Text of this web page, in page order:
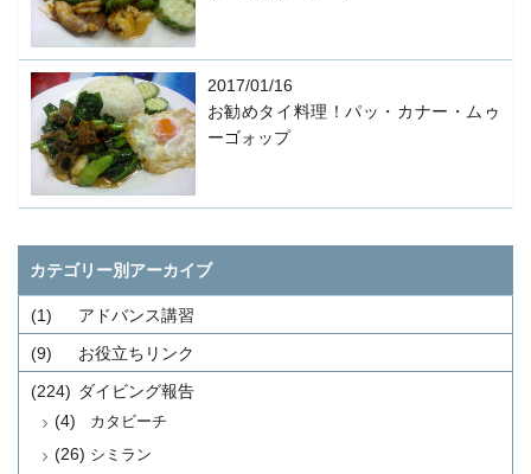
2017/01/16
お勧めタイ料理！パッ・カナー・ムゥ
ーゴォップ
カテゴリー別アーカイブ
アドバンス講習
(1)
お役立ちリンク
(9)
ダイビング報告
(224)
カタビーチ
(4)
シミラン
(26)